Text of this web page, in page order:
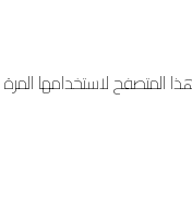
المتصفح لاستخدامها